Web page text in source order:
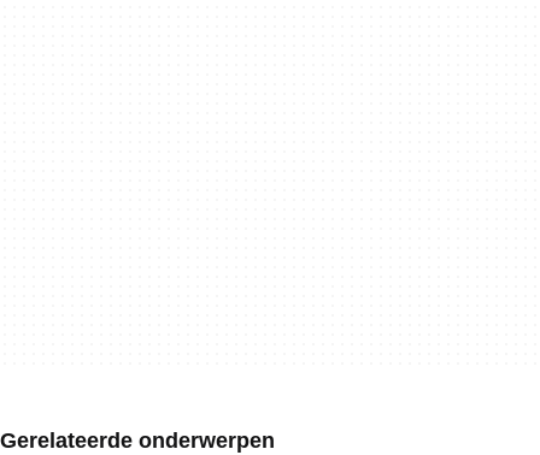
Gerelateerde onderwerpen